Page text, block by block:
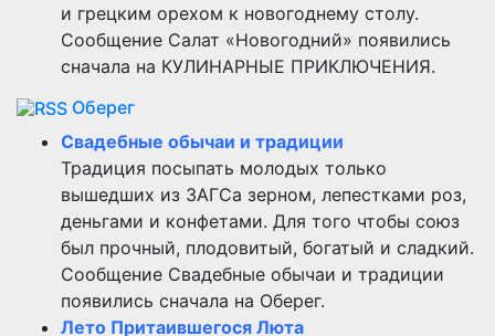
и грецким орехом к новогоднему столу.
Сообщение Салат «Новогодний» появились
сначала на КУЛИНАРНЫЕ ПРИКЛЮЧЕНИЯ.
Оберег
Свадебные обычаи и традиции
Традиция посыпать молодых только
вышедших из ЗАГСа зерном, лепестками роз,
деньгами и конфетами. Для того чтобы союз
был прочный, плодовитый, богатый и сладкий.
Сообщение Свадебные обычаи и традиции
появились сначала на Оберег.
Лето Притаившегося Люта